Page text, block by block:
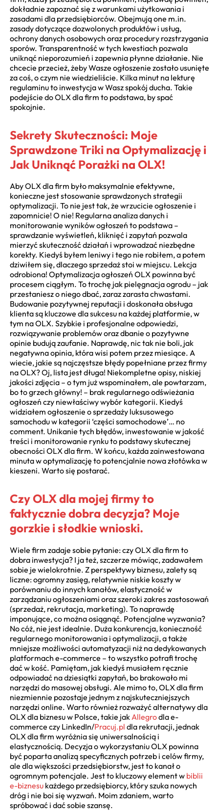
dokładnie zapoznać się z warunkami użytkowania i
zasadami dla przedsiębiorców. Obejmują one m.in.
zasady dotyczące dozwolonych produktów i usług,
ochrony danych osobowych oraz procedury rozstrzygania
sporów. Transparentność w tych kwestiach pozwala
uniknąć nieporozumień i zapewnia płynne działanie. Nie
chcecie przecież, żeby Wasze ogłoszenie zostało usunięte
za coś, o czym nie wiedzieliście. Kilka minut na lekturę
regulaminu to inwestycja w Wasz spokój ducha. Takie
podejście do OLX dla firm to podstawa, by spać
spokojnie.
Sekrety Skuteczności: Moje
Sprawdzone Triki na Optymalizację i
Jak Uniknąć Porażki na OLX!
Aby OLX dla firm było maksymalnie efektywne,
konieczne jest stosowanie sprawdzonych strategii
optymalizacji. To nie jest tak, że wrzucicie ogłoszenie i
zapomnicie! O nie! Regularna analiza danych i
monitorowanie wyników ogłoszeń to podstawa –
sprawdzanie wyświetleń, kliknięć i zapytań pozwala
mierzyć skuteczność działań i wprowadzać niezbędne
korekty. Kiedyś byłem leniwy i tego nie robiłem, a potem
dziwiłem się, dlaczego sprzedaż stoi w miejscu. Lekcja
odrobiona! Optymalizacja ogłoszeń OLX powinna być
procesem ciągłym. To trochę jak pielęgnacja ogrodu – jak
przestaniesz o niego dbać, zaraz zarasta chwastami.
Budowanie pozytywnej reputacji i doskonała obsługa
klienta są kluczowe dla sukcesu na każdej platformie, w
tym na OLX. Szybkie i profesjonalne odpowiedzi,
rozwiązywanie problemów oraz dbanie o pozytywne
opinie budują zaufanie. Naprawdę, nic tak nie boli, jak
negatywna opinia, która wisi potem przez miesiące. A
wiecie, jakie są najczęstsze błędy popełniane przez firmy
na OLX? Oj, lista jest długa! Niekompletne opisy, niskiej
jakości zdjęcia – o tym już wspominałem, ale powtarzam,
bo to grzech główny! – brak regularnego odświeżania
ogłoszeń czy niewłaściwy wybór kategorii. Kiedyś
widziałem ogłoszenie o sprzedaży luksusowego
samochodu w kategorii ‘części samochodowe’… no
comment. Unikanie tych błędów, inwestowanie w jakość
treści i monitorowanie rynku to podstawy skutecznej
obecności OLX dla firm. W końcu, każda zainwestowana
minuta w optymalizację to potencjalnie nowa złotówka w
kieszeni. Warto się postarać.
Czy OLX dla mojej firmy to
faktycznie dobra decyzja? Moje
gorzkie i słodkie wnioski.
Wiele firm zadaje sobie pytanie: czy OLX dla firm to
dobra inwestycja? I ja też, szczerze mówiąc, zadawałem
sobie je wielokrotnie. Z perspektywy biznesu, zalety są
liczne: ogromny zasięg, relatywnie niskie koszty w
porównaniu do innych kanałów, elastyczność w
zarządzaniu ogłoszeniami oraz szeroki zakres zastosowań
(sprzedaż, rekrutacja, marketing). To naprawdę
imponujące, co można osiągnąć. Potencjalne wyzwania?
No cóż, nie jest idealnie. Duża konkurencja, konieczność
regularnego monitorowania i optymalizacji, a także
mniejsze możliwości automatyzacji niż na dedykowanych
platformach e-commerce – to wszystko potrafi trochę
dać w kość. Pamiętam, jak kiedyś musiałem ręcznie
odpowiadać na dziesiątki zapytań, bo brakowało mi
narzędzi do masowej obsługi. Ale mimo to, OLX dla firm
niezmiennie pozostaje jednym z najskuteczniejszych
narzędzi online. Warto również rozważyć alternatywy dla
OLX dla biznesu w Polsce, takie jakAllegrodla e-
commerce czy LinkedIn/Pracuj.pl dla rekrutacji, jednak
OLX dla firm wyróżnia się uniwersalnością i
elastycznością. Decyzja o wykorzystaniu OLX powinna
być poparta analizą specyficznych potrzeb i celów firmy,
ale dla większości przedsiębiorstw, jest to kanał o
ogromnym potencjale. Jest to kluczowy element w biblii
e-biznesu każdego przedsiębiorcy, który szuka nowych
dróg i nie boi się wyzwań. Moim zdaniem, warto
spróbować i dać sobie szansę.